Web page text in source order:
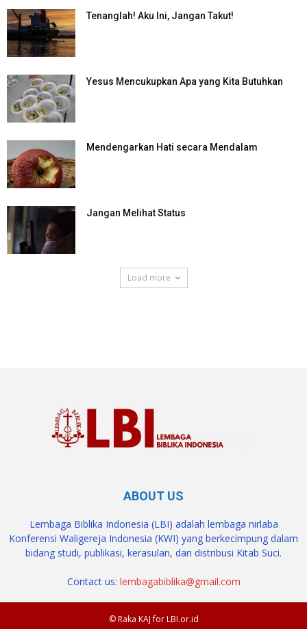
Tenanglah! Aku Ini, Jangan Takut!
Yesus Mencukupkan Apa yang Kita Butuhkan
Mendengarkan Hati secara Mendalam
Jangan Melihat Status
Load more
ABOUT US
Lembaga Biblika Indonesia (LBI) adalah lembaga nirlaba
Konferensi Waligereja Indonesia (KWI) yang berkecimpung dalam
bidang studi, publikasi, kerasulan, dan distribusi Kitab Suci.
Contact us: lembagabiblika@gmail.com
© Raka KAJ for LBI.or.id